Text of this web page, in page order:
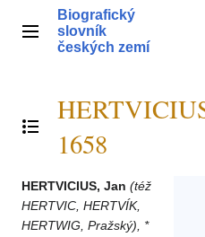
obsahHlavní menu
Biografický
slovník
českých zemí
Přepnout obsah
1658
HERTVICIUS, Jan (též
HERTVIC, HERTVÍK,
HERTWIG, Pražský), *